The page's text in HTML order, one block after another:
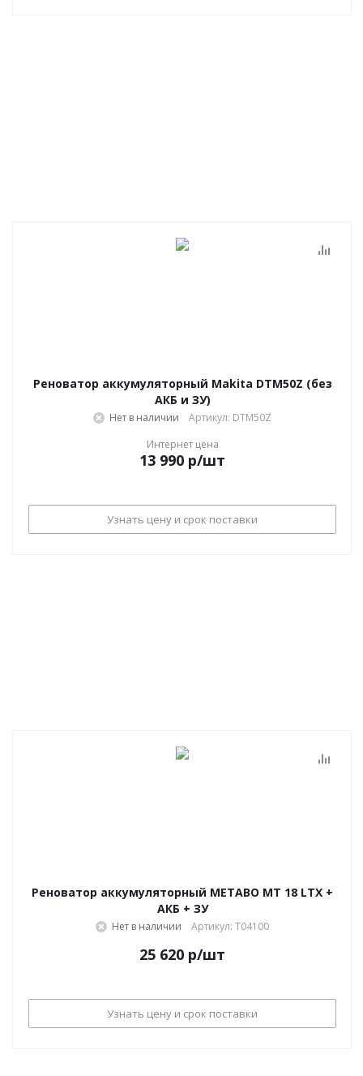
Реноватор аккумуляторный Makita DTM50Z (без
АКБ и ЗУ)
Нет в наличии
Артикул: DTM50Z
Интернет цена
13 990 р/шт
Узнать цену и срок поставки
Реноватор аккумуляторный METABO MT 18 LTX +
АКБ + ЗУ
Нет в наличии Артикул: T04100
25 620 р/шт
Узнать цену и срок поставки